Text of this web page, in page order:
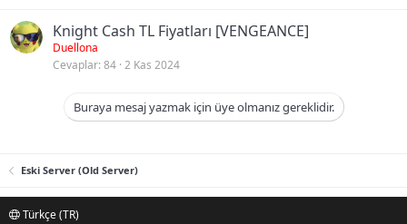
Knight Cash TL Fiyatları [VENGEANCE]
Duellona
Cevaplar 84 2 Kas 2024
Buraya mesaj yazmak için üye olmanız gereklidir.
Eski Server (Old Server)
Türkçe (TR)